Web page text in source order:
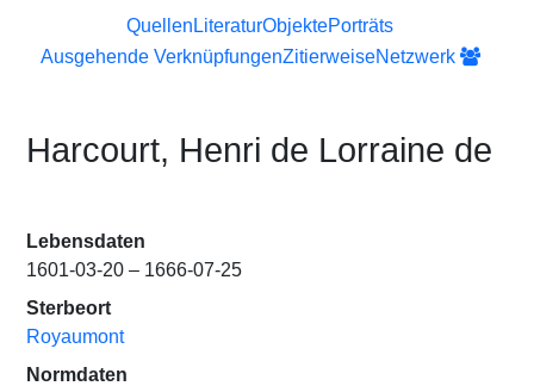
Quellen LiteraturObjektePorträts
Ausgehende VerknüpfungenZitierweiseNetzwerk
Harcourt, Henri de Lorraine de
Lebensdaten
1601-03-20 – 1666-07-25
Sterbeort
Royaumont
Normdaten